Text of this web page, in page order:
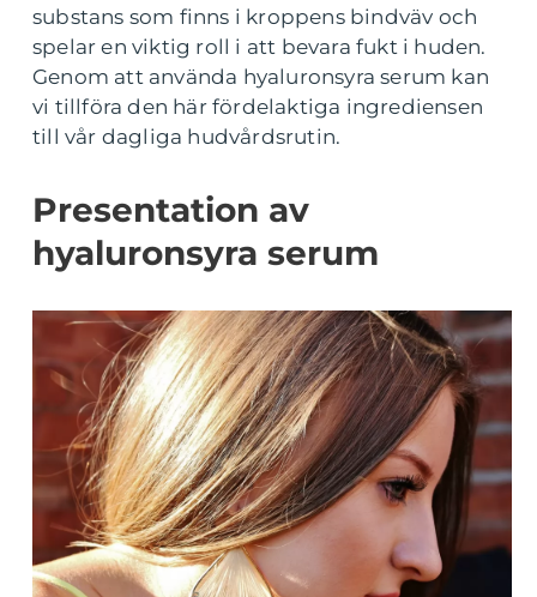
substans som finns i kroppens bindväv och
spelar en viktig roll i att bevara fukt i huden.
Genom att använda hyaluronsyra serum kan
vi tillföra den här fördelaktiga ingrediensen
till vår dagliga hudvårdsrutin.
Presentation av
hyaluronsyra serum